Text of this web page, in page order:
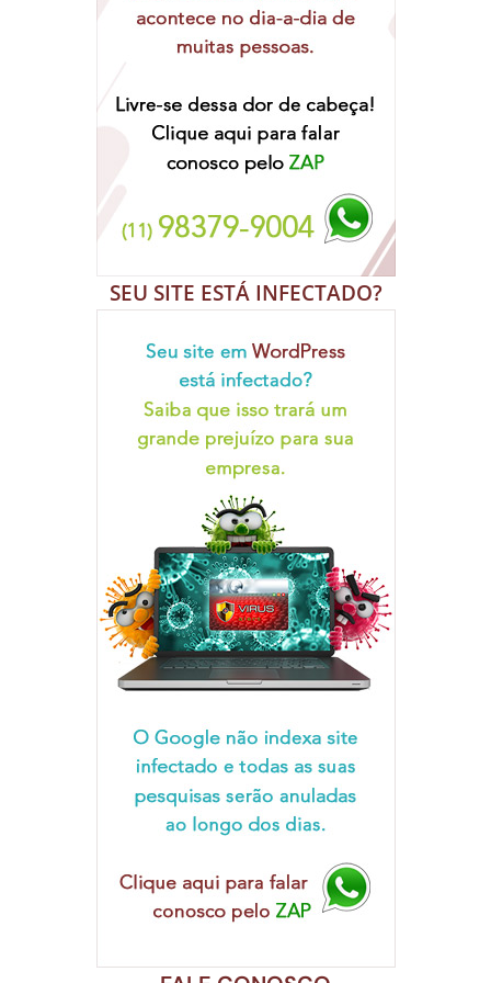
SEU SITE ESTÁ INFECTADO?